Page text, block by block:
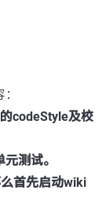
codeStyle及校
测试。
首先启动wiki